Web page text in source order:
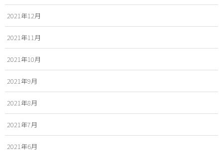
2021年12月
2021年11月
2021年10月
2021年9月
2021年8月
2021年7月
2021年6月